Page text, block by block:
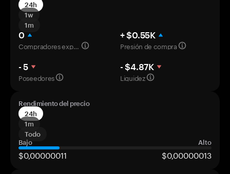
24h
1w
1m
0
Compradores experimentados
+ $0.55K
Presión de compra
- 5
Poseedores
- $4.87K
Liquidez
Rendimiento del precio
24h
1m
Todo
Bajo
Alto
$0,00000011 $0,00000013